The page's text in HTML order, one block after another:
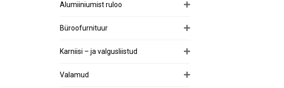
Alumiiniumist ruloo
Büroofurnituur
Karniisi – ja valgusliistud
Valamud